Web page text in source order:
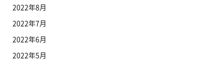
2022年8月
2022年7月
2022年6月
2022年5月